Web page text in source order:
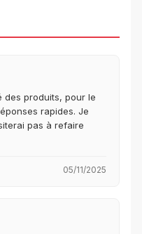
des produits, pour le
rapides. Je
pas à refaire
05/11/2025